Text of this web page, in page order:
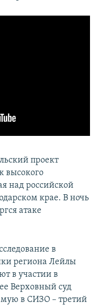
проект
высокого
над российской
крае. В ночь
атаке
в
региона Лейлы
в участии в
Верховный суд
в СИЗО – третий